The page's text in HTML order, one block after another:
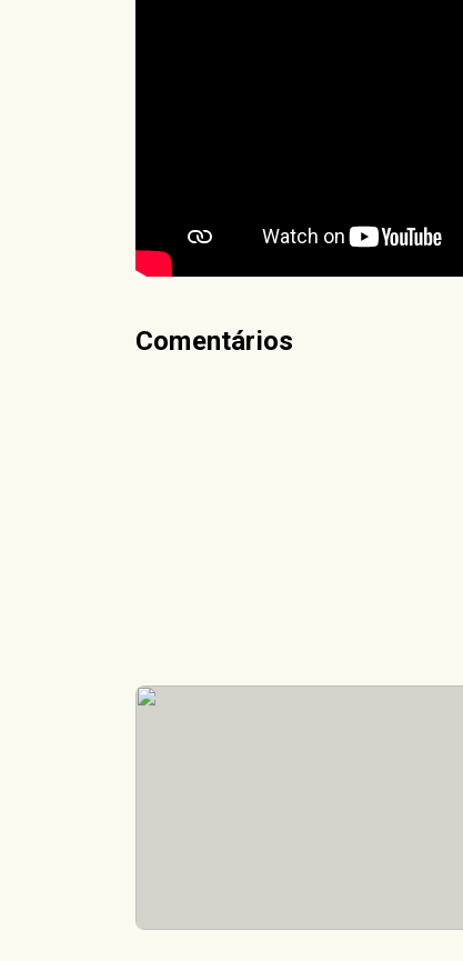
Comentários